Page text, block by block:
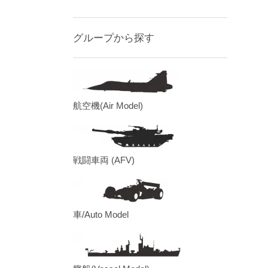
グループから探す
航空機(Air Model)
戦闘車両 (AFV)
車/Auto Model